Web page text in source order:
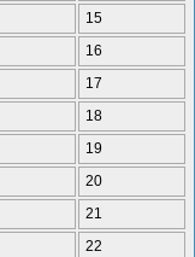
15
16
17
18
19
20
21
22